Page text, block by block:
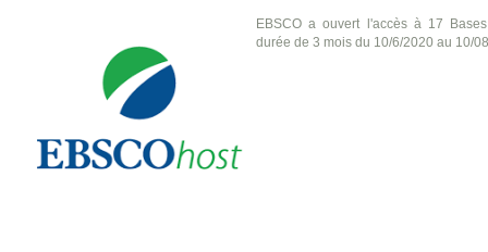
EBSCO a ouvert l'accès à 17
durée de 3 mois du 10/6/2020 au 10/